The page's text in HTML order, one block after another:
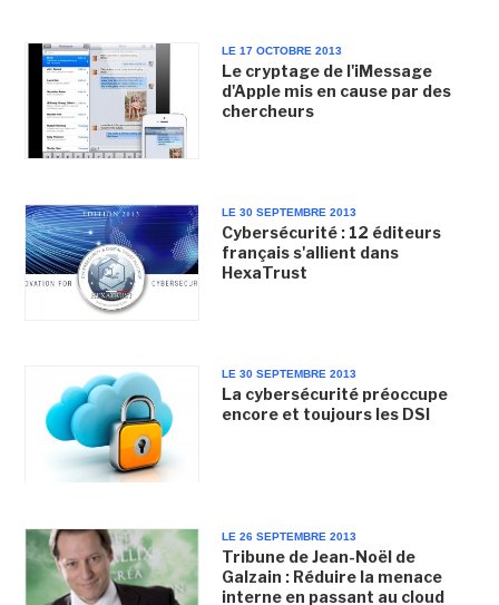
LE 17 OCTOBRE 2013
Le cryptage de l'iMessage
d'Apple mis en cause par des
chercheurs
LE 30 SEPTEMBRE 2013
Cybersécurité : 12 éditeurs
français s'allient dans
HexaTrust
LE 30 SEPTEMBRE 2013
La cybersécurité préoccupe
encore et toujours les DSI
LE 26 SEPTEMBRE 2013
Tribune de Jean-Noël de
Galzain : Réduire la menace
interne en passant au cloud